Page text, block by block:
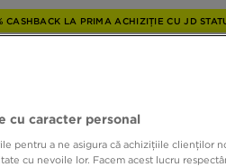
CASHBACK LA PRIMA ACHIZIȚIE CU JD
cu caracter personal
pentru a ne asigura că achizițiile clienților
cu nevoile lor. Facem acest lucru